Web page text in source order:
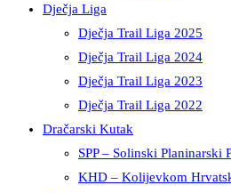
Dječja Liga
Dječja Trail Liga 2025
Dječja Trail Liga 2024
Dječja Trail Liga 2023
Dječja Trail Liga 2022
Dračarski Kutak
SPP – Solinski Planinarski
KHD – Kolijevkom